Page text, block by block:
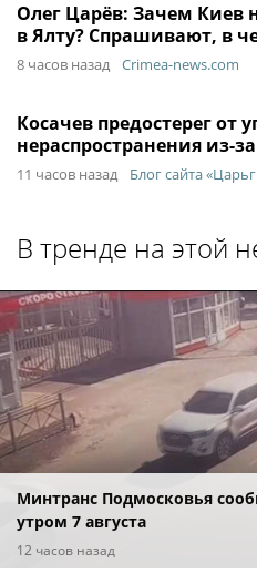
Олег Царёв: Зачем Киев
в Ялту? Спрашивают, в
8 часов назад Crimea-news.com
Косачев предостерег от
нераспространения из-
11 часов назад Блог сайта
В тренде на этой
Минтранс Подмосковья
утром 7 августа
12 часов назад